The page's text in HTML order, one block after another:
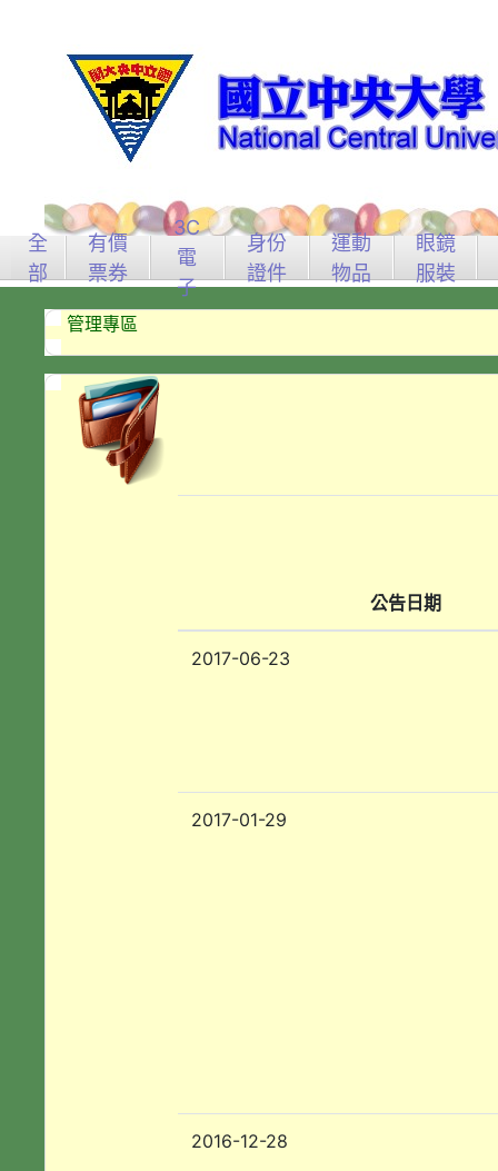
全
部
有價
票券
3C
電
子
身份
證件
運動
物品
眼鏡
服裝
管理專區
公告日期
2017-06-23
2017-01-29
2016-12-28